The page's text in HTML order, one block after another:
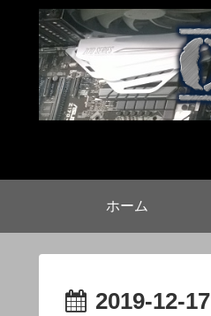
ホーム
2019-12-17